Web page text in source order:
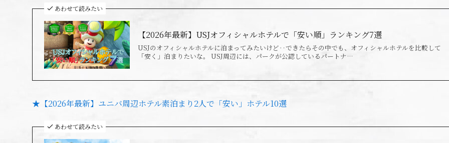
あわせて読みたい
【2026年最新】USJオフィシャルホテルで「安い順」ランキング7選
USJのオフィシャルホテルに泊まってみたいけど‥できたらその中でも、オフィシャルホテルを比較して
「安く」泊まりたいな。 USJ周辺には、パークが公認しているパートナ…
★【2026年最新】ユニバ周辺ホテル素泊まり2人で「安い」ホテル10選
あわせて読みたい